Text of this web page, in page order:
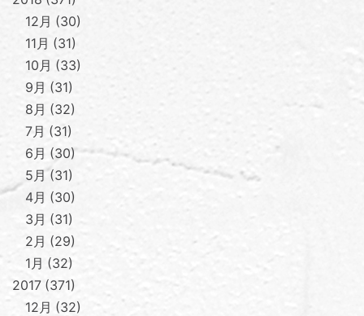
12月
30
11月
31
10月
33
9月
31
8月
32
7月
31
6月
30
5月
31
4月
30
3月
31
2月
29
1月
32
2017 371
12月
32